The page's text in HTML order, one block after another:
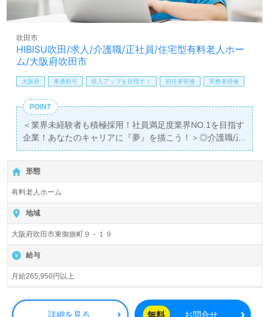
をしたい』等の方も大歓迎です！募集詳細等、担当コンサ
ルタントよりご案内します。お問い合わせも遠慮なくお願
全国の求人ご紹介！医療/福祉業界の正社員/パート求人探
しは【ウィルオブ介護】＊求人情報収集、将来的に検討の
方も遠慮なく＊
相談可能です。転職相談、求人紹介、年収交渉など完全無
料サービスをご利用いただけます。＜非公開求人も取扱い
あり！＞"転職支援"のプロと一緒に転職活動！お問い合わ
せお待ちしております。
HIBISU吹田/求人/介護職/正社員/住宅型有料老人ホー
ム/大阪府吹田市
吹田市
大阪府 車通勤可 収入アップを目指す！ 初任者研修 実務者研修
POINT
＜業界未経験者も積極採用！社員満足度業界NO.1を目指す
企業！あなたのキャリアに『夢』を描こう！＞◎介護職/正
社員募集◎
【月給265,950円以上】＊初任者研修以上有資格者向け求
人＊『上新庄駅』徒歩5分。お車通勤可能です。
入居定員56名（56室）『HIBISU（ハイビス）吹田』株式
会社BISCUSS（ビスカス）本社：大阪府大阪市様の運営で
す。大阪府、兵庫県、京都府、愛知県、神奈川県を中心に
デイサービス、訪問看護/介護、有料老人ホーム、サービス
付き高齢者向け住宅、放課後等デイサービス、鍼灸整骨
されています。
◎スローガンは『人にやさしい施設、最高の笑顔と最高の
サービスをご提供』。新たなステージであなたらしく働き
形態
有料老人ホーム
地域
大阪府吹田市東御旅町９－１９
給与
月給265,950円以上
詳細を見る 無料 お問合せ